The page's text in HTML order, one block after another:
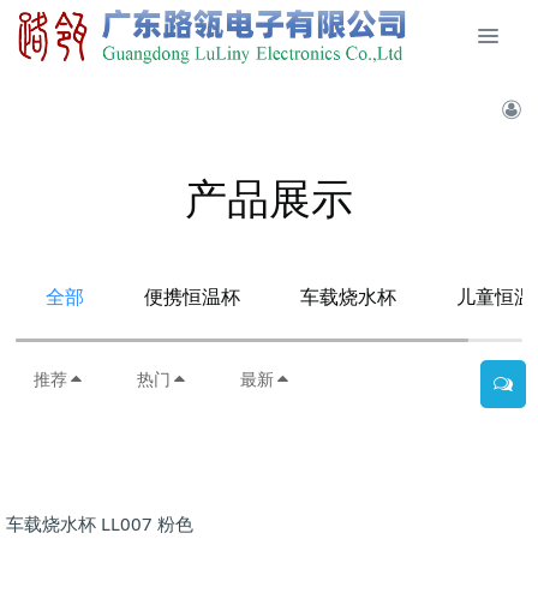
产品展示
全部 便携恒温杯 车载烧水杯 儿童恒
推荐 热门 最新
车载烧水杯 LL007 粉色